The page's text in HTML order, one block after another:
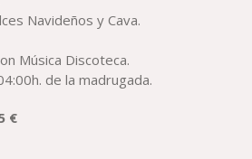
Navideños y Cava.
Música Discoteca.
de la madrugada.
€